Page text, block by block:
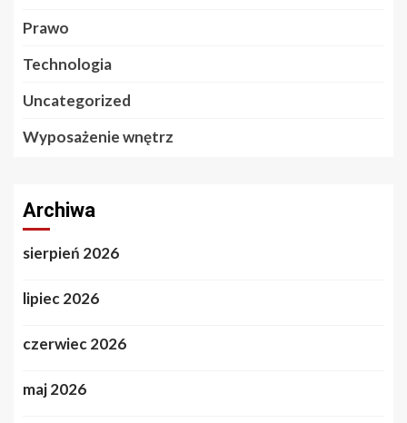
Prawo
Technologia
Uncategorized
Wyposażenie wnętrz
Archiwa
sierpień 2026
lipiec 2026
czerwiec 2026
maj 2026